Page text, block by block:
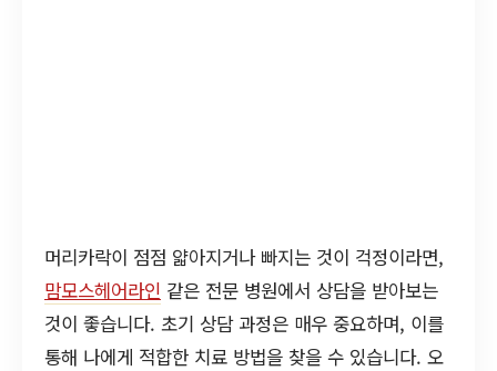
머리카락이 점점 얇아지거나 빠지는 것이 걱정이라면,
맘모스헤어라인 같은 전문 병원에서 상담을 받아보는
것이 좋습니다. 초기 상담 과정은 매우 중요하며, 이를
통해 나에게 적합한 치료 방법을 찾을 수 있습니다. 오